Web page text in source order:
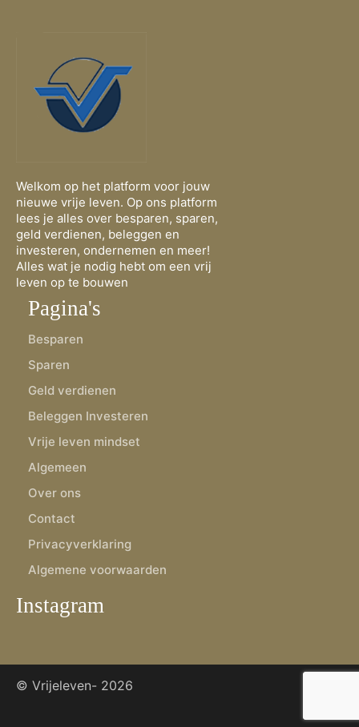
Welkom op het platform voor jouw
nieuwe vrije leven. Op ons platform
lees je alles over besparen, sparen,
geld verdienen, beleggen en
investeren, ondernemen en meer!
Alles wat je nodig hebt om een vrij
leven op te bouwen
Pagina's
Besparen
Sparen
Geld verdienen
Beleggen Investeren
Vrije leven mindset
Algemeen
Over ons
Contact
Privacyverklaring
Algemene voorwaarden
Instagram
© Vrijeleven- 2026